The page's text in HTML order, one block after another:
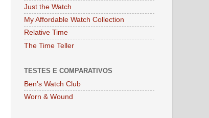
Just the Watch
My Affordable Watch Collection
Relative Time
The Time Teller
TESTES E COMPARATIVOS
Ben's Watch Club
Worn & Wound